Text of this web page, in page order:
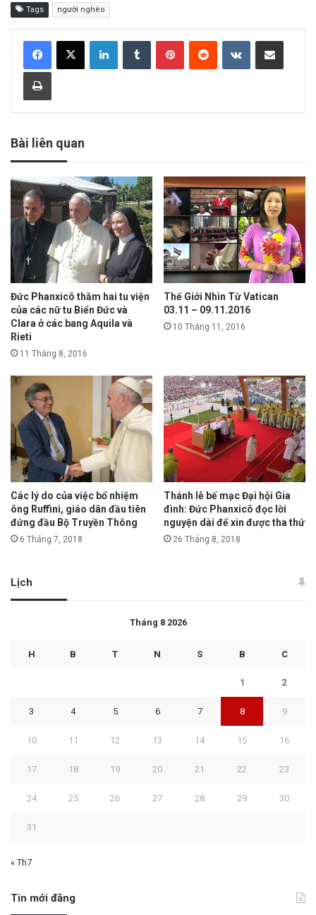
Tags người nghèo
Bài liên quan
Đức Phanxicô thăm hai tu viện
của các nữ tu Biển Đức và
Clara ở các bang Aquila và
Rieti
11 Tháng 8, 2016
Thế Giới Nhìn Từ Vatican
03.11 – 09.11.2016
10 Tháng 11, 2016
Các lý do của việc bổ nhiệm
ông Ruffini, giáo dân đầu tiên
đứng đầu Bộ Truyền Thông
6 Tháng 7, 2018
Thánh lễ bế mạc Đại hội Gia
đình: Đức Phanxicô đọc lời
nguyện dài để xin được tha thứ
26 Tháng 8, 2018
Lịch
Tháng 8 2026
H B T N S B C
1 2
3 4 5 6 7 8 9
10 11 12 13 14 15 16
17 18 19 20 21 22 23
24 25 26 27 28 29 30
31
« Th7
Tin mới đăng